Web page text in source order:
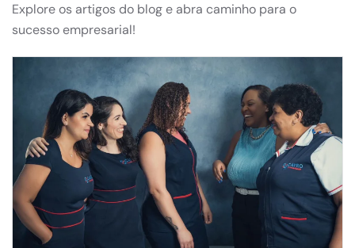
Explore os artigos do blog e abra caminho para o
sucesso empresarial!